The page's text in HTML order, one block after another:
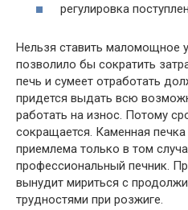
регулировка
Нельзя ставить маломощное
позволило бы сократить
печь и сумеет отработать
придется выдать всю
работать на износ. Потому
сокращается. Каменная
приемлема только в том
профессиональный печник.
вынудит мириться с
трудностями при розжиге.